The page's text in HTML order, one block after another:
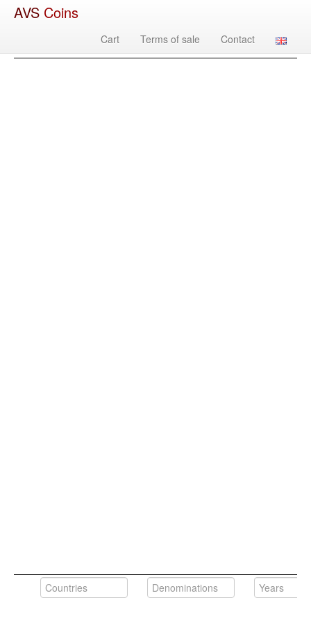
AVS Coins
Cart Terms of sale Contact
Country Denomination Year